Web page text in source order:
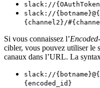
slack://
slack://
{channel2}/
Si vous connaissez l’
cibler, vous pouvez utiliser le
canaux dans l’URL. La
slack://
{encoded_id}